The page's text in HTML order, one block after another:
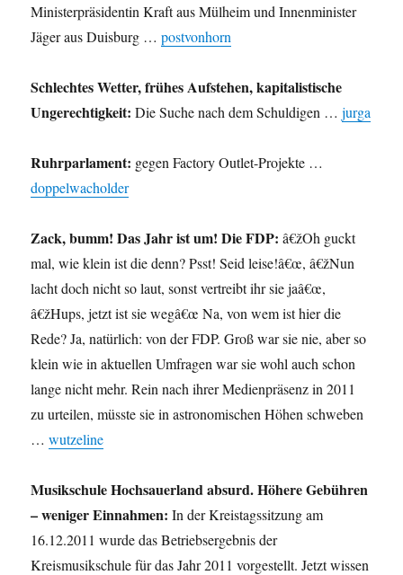
Ministerpräsidentin Kraft aus Mülheim und Innenminister
Jäger aus Duisburg …postvonhorn
Schlechtes Wetter, frühes Aufstehen, kapitalistische
Ungerechtigkeit: Die Suche nach dem Schuldigen …jurga
Ruhrparlament: gegen Factory Outlet-Projekte …
doppelwacholder
Zack, bumm! Das Jahr ist um! Die FDP: â€žOh guckt
mal, wie klein ist die denn? Psst! Seid leise!â€œ, â€žNun
lacht doch nicht so laut, sonst vertreibt ihr sie jaâ€œ,
â€žHups, jetzt ist sie wegâ€œ Na, von wem ist hier die
Rede? Ja, natürlich: von der FDP. Groß war sie nie, aber so
klein wie in aktuellen Umfragen war sie wohl auch schon
lange nicht mehr. Rein nach ihrer Medienpräsenz in 2011
zu urteilen, müsste sie in astronomischen Höhen schweben
…wutzeline
Musikschule Hochsauerland absurd. Höhere Gebühren
– weniger Einnahmen: In der Kreistagssitzung am
16.12.2011 wurde das Betriebsergebnis der
Kreismusikschule für das Jahr 2011 vorgestellt. Jetzt wissen